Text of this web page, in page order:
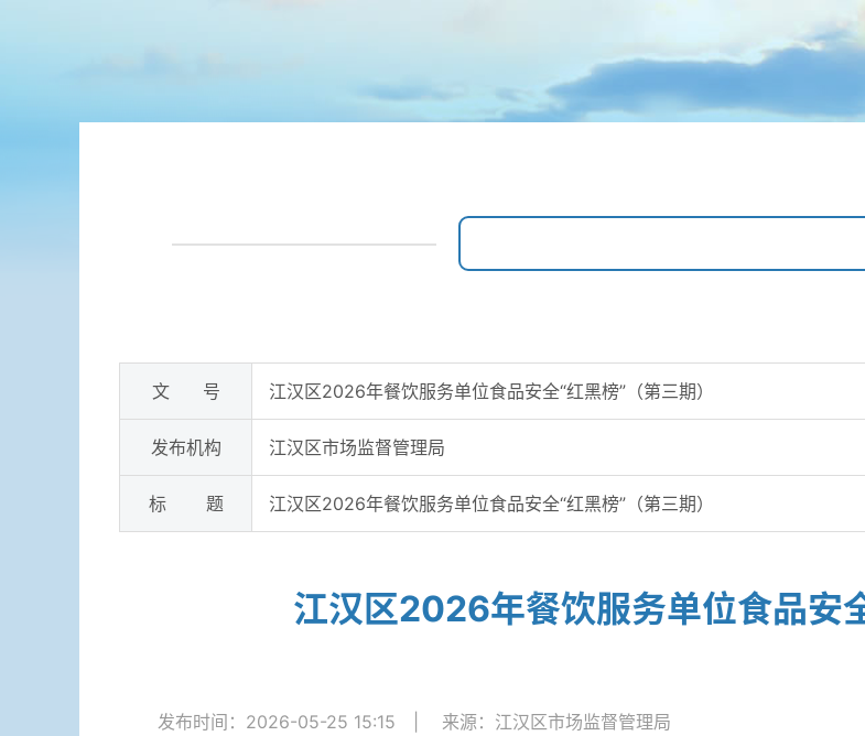
文 号 江汉区2026年餐饮服务单位食品安全“红黑榜”（第三期）
发布机构 江汉区市场监督管理局
标 题 江汉区2026年餐饮服务单位食品安全“红黑榜”（第三期）
江汉区2026年餐饮服务单位食品安
发布时间：2026-05-25 15:15 来源：江汉区市场监督管理局